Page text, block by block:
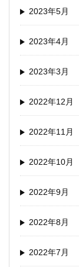
2023年5月
2023年4月
2023年3月
2022年12月
2022年11月
2022年10月
2022年9月
2022年8月
2022年7月